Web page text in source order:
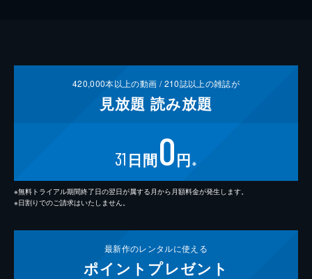
420,000本以上の動画 /210誌以上の雑誌が
見放題 読み放題
31 日間0円 ※
※無料トライアル期間終了日の翌日が属する月から月額料金が発生します。
※日割りでのご請求はいたしません。
最新作のレンタルに使える
ポイント プレゼント